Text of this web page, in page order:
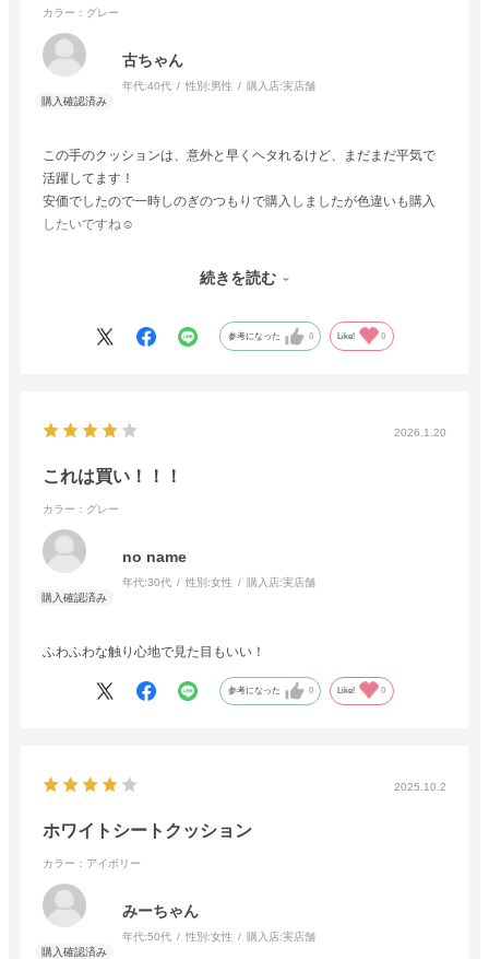
カラー：グレー
古ちゃん
年代:40代 性別:男性 購入店:実店舗
この手のクッションは、意外と早くヘタれるけど、まだまだ平気で
活躍してます！
安価でしたので一時しのぎのつもりで購入しましたが色違いも購入
したいですね☺️
同店でゴミ箱もかいましたがバネがヘタて今じゃ手動です…。良し
こちらは最高ですね！良い買い物でした。
続きを読む
参考になった 0 Like! 0
2026.1.20
これは買い！！！
カラー：グレー
no name
年代:30代 性別:女性 購入店:実店舗
ふわふわな触り心地で見た目もいい！
参考になった 0 Like! 0
2025.10.2
ホワイトシートクッション
カラー：アイボリー
みーちゃん
年代:50代 性別:女性 購入店:実店舗